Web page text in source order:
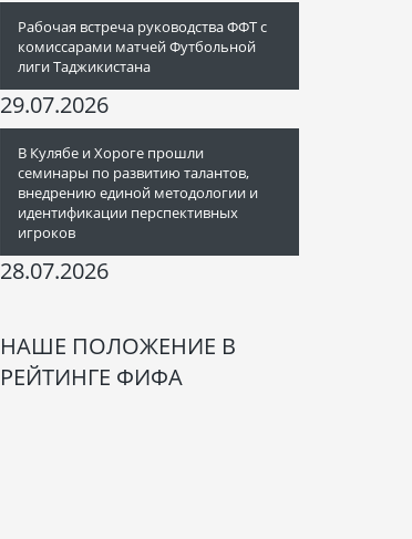
Рабочая встреча руководства ФФТ с
комиссарами матчей Футбольной
лиги Таджикистана
29.07.2026
В Кулябе и Хороге прошли
семинары по развитию талантов,
внедрению единой методологии и
идентификации перспективных
игроков
28.07.2026
НАШЕ ПОЛОЖЕНИЕ В
РЕЙТИНГЕ ФИФА